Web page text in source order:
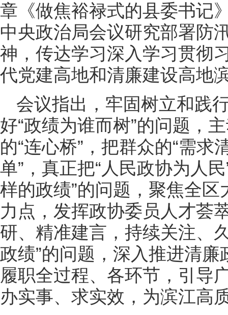
章《做焦裕禄式的县委书记
中央政治局会议研究部署防
神，传达学习深入学习贯彻
代党建高地和清廉建设高地
会议指出，牢固树立和践
好“政绩为谁而树”的问题，
的“连心桥”，把群众的“需求
单”，真正把“人民政协为人
样的政绩”的问题，聚焦全
力点，发挥政协委员人才荟
研、精准建言，持续关注、
政绩”的问题，深入推进清
履职全过程、各环节，引导
办实事、求实效，为滨江高